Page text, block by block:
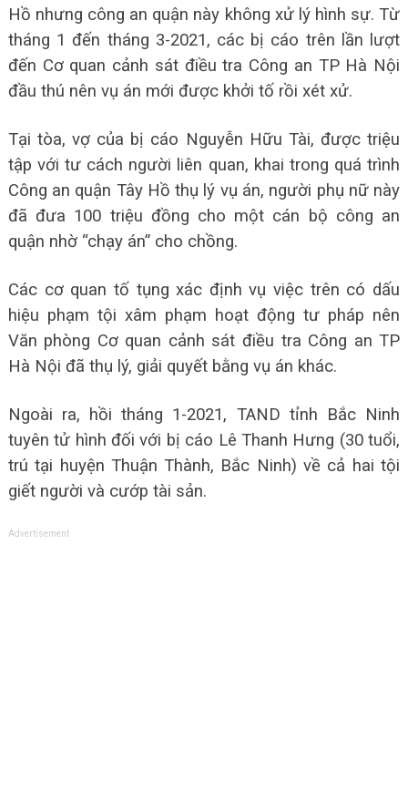
Hồ nhưng công an quận này không xử lý hình sự. Từ
tháng 1 đến tháng 3-2021, các bị cáo trên lần lượt
đến Cơ quan cảnh sát điều tra Công an TP Hà Nội
đầu thú nên vụ án mới được khởi tố rồi xét xử.
Tại tòa, vợ của bị cáo Nguyễn Hữu Tài, được triệu
tập với tư cách người liên quan, khai trong quá trình
Công an quận Tây Hồ thụ lý vụ án, người phụ nữ này
đã đưa 100 triệu đồng cho một cán bộ công an
quận nhờ “chạy án” cho chồng.
Các cơ quan tố tụng xác định vụ việc trên có dấu
hiệu phạm tội xâm phạm hoạt động tư pháp nên
Văn phòng Cơ quan cảnh sát điều tra Công an TP
Hà Nội đã thụ lý, giải quyết bằng vụ án khác.
Ngoài ra, hồi tháng 1-2021, TAND tỉnh Bắc Ninh
tuyên tử hình đối với bị cáo Lê Thanh Hưng (30 tuổi,
trú tại huyện Thuận Thành, Bắc Ninh) về cả hai tội
giết người và cướp tài sản.
Advertisement